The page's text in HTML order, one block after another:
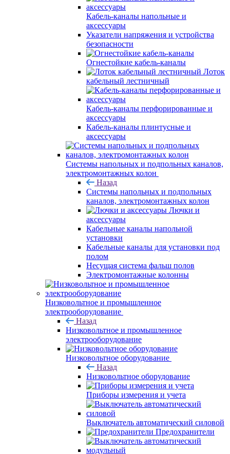
Кабель-каналы напольные и
аксессуары
Указатели напряжения и устройства
безопасности
Огнестойкие кабель-каналы
Лоток
кабельный лестничный
Кабель-каналы перфорированные и
аксессуары
Кабель-каналы плинтусные и
аксессуары
Системы напольных и подпольных каналов,
электромонтажных колон
Назад
Системы напольных и подпольных
каналов, электромонтажных колон
Лючки и
аксессуары
Кабельные каналы напольной
установки
Кабельные каналы для установки под
полом
Несущая система фальш полов
Электромонтажные колонны
Низковольтное и промышленное
электрооборудование
Назад
Низковольтное и промышленное
электрооборудование
Низковольтное оборудование
Назад
Низковольтное оборудование
Приборы измерения и учета
Выключатель автоматический силовой
Предохранители